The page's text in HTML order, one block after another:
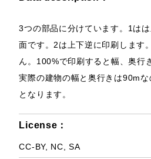
3つの部品に分けています。1は
面です。2は上下逆に印刷します
ん。100%で印刷すると幅、奥行
実際の建物の幅と奥行きは90m
となります。
License：
CC-BY, NC, SA